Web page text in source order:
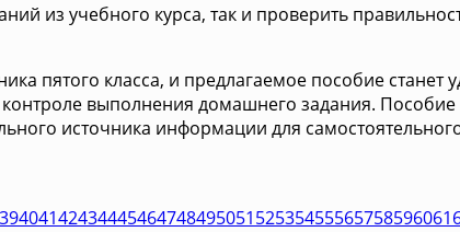
из учебного курса, так и проверить
пятого класса, и предлагаемое пособие
выполнения домашнего задания.
источника информации для
3940414243444546474849505152535455565758596061